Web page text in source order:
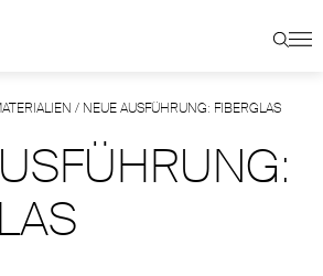
/ NEUE AUSFÜHRUNG: FIBERGLAS